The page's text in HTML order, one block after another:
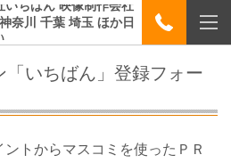
いちばん 映像制作会社
奈川 千葉 埼玉 ほか日
「いちばん」登録フォー
トからマスコミを使ったＰＲ